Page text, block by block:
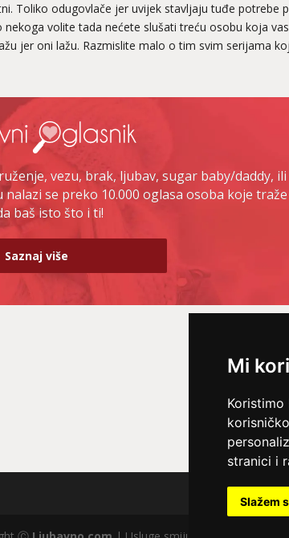
Mi
stranici i
Slažem
Toliko odugovlače jer uvijek stavljaju tuđe potrebe
volite tada nećete slušati treću osobu koja
jer oni lažu. Razmislite malo o tim svim serijama
vezu, brak, ljubav, sugar baby/daddy, ili
se preko 10.000 oglasa osoba koje traže
baš isto što i ti!
Saznaj više